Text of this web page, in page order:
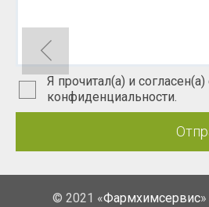
Я прочитал(а) и
конфиденциальности.
© 2021 «Фармхимсервис